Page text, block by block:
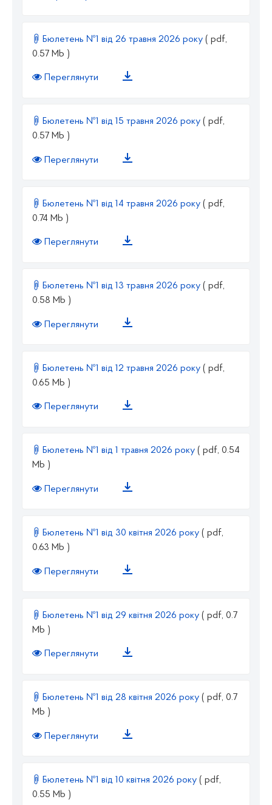
Бюлетень №1 від 26 травня 2026 року ( pdf,
0.57 Mb )
Переглянути
Бюлетень №1 від 15 травня 2026 року ( pdf,
0.57 Mb )
Переглянути
Бюлетень №1 від 14 травня 2026 року ( pdf,
0.74 Mb )
Переглянути
Бюлетень №1 від 13 травня 2026 року ( pdf,
0.58 Mb )
Переглянути
Бюлетень №1 від 12 травня 2026 року ( pdf,
0.65 Mb )
Переглянути
Бюлетень №1 від 1 травня 2026 року ( pdf, 0.54
Mb )
Переглянути
Бюлетень №1 від 30 квітня 2026 року ( pdf,
0.63 Mb )
Переглянути
Бюлетень №1 від 29 квітня 2026 року ( pdf, 0.7
Mb )
Переглянути
Бюлетень №1 від 28 квітня 2026 року ( pdf, 0.7
Mb )
Переглянути
Бюлетень №1 від 10 квітня 2026 року ( pdf,
0.55 Mb )